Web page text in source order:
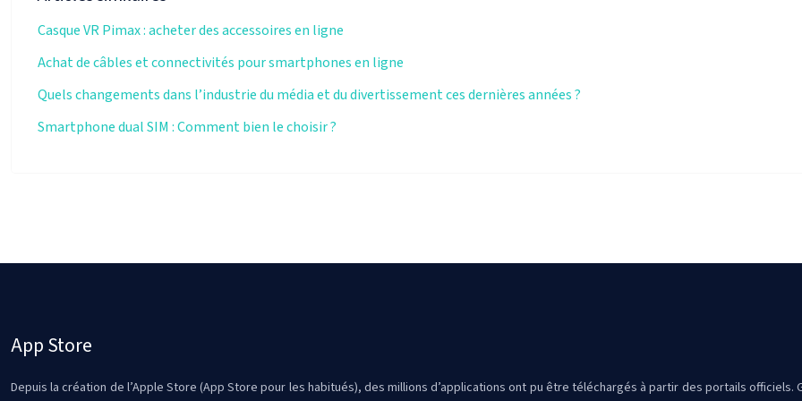
Casque VR Pimax : acheter des accessoires en ligne
Achat de câbles et connectivités pour smartphones en ligne
Quels changements dans l’industrie du média et du divertissement ces dernières années ?
Smartphone dual SIM : Comment bien le choisir ?
App Store
Depuis la création de l’Apple Store (App Store pour les habitués), des millions d’applications ont pu être téléchargés à partir des portails